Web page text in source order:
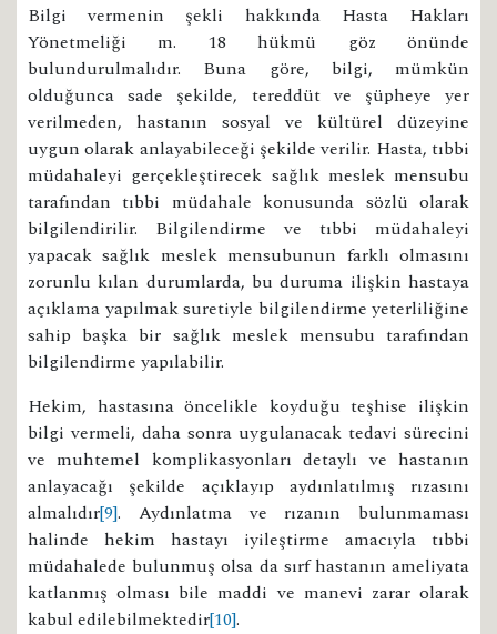
Bilgi vermenin şekli hakkında Hasta Hakları
Yönetmeliği m. 18 hükmü göz önünde
bulundurulmalıdır. Buna göre, bilgi, mümkün
olduğunca sade şekilde, tereddüt ve şüpheye yer
verilmeden, hastanın sosyal ve kültürel düzeyine
uygun olarak anlayabileceği şekilde verilir. Hasta, tıbbi
müdahaleyi gerçekleştirecek sağlık meslek mensubu
tarafından tıbbi müdahale konusunda sözlü olarak
bilgilendirilir. Bilgilendirme ve tıbbi müdahaleyi
yapacak sağlık meslek mensubunun farklı olmasını
zorunlu kılan durumlarda, bu duruma ilişkin hastaya
açıklama yapılmak suretiyle bilgilendirme yeterliliğine
sahip başka bir sağlık meslek mensubu tarafından
bilgilendirme yapılabilir.
Hekim, hastasına öncelikle koyduğu teşhise ilişkin
bilgi vermeli, daha sonra uygulanacak tedavi sürecini
ve muhtemel komplikasyonları detaylı ve hastanın
anlayacağı şekilde açıklayıp aydınlatılmış rızasını
almalıdır[9]. Aydınlatma ve rızanın bulunmaması
halinde hekim hastayı iyileştirme amacıyla tıbbi
müdahalede bulunmuş olsa da sırf hastanın ameliyata
katlanmış olması bile maddi ve manevi zarar olarak
kabul edilebilmektedir[10].